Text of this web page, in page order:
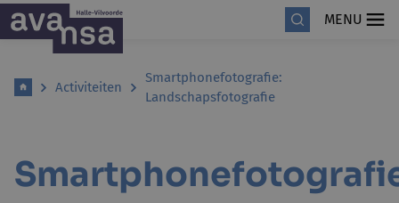
MENU
Activiteiten
Smartphonefotografie:
Landschapsfotografie